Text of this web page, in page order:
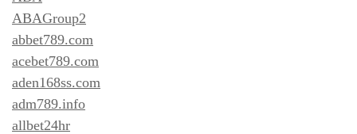
ABAGroup2
abbet789.com
acebet789.com
aden168ss.com
adm789.info
allbet24hr